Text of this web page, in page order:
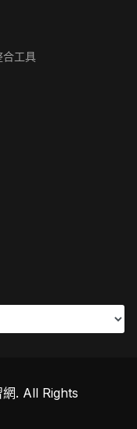
合工具
. All Rights